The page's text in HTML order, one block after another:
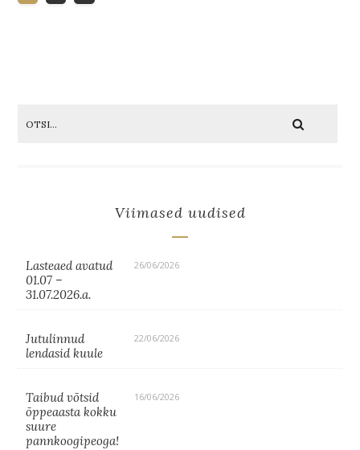
Viimased uudised
Lasteaed avatud
01.07 –
31.07.2026.a.
26/06/2026
Jutulinnud
lendasid kuule
22/06/2026
Taibud võtsid
õppeaasta kokku
suure
pannkoogipeoga!
16/06/2026